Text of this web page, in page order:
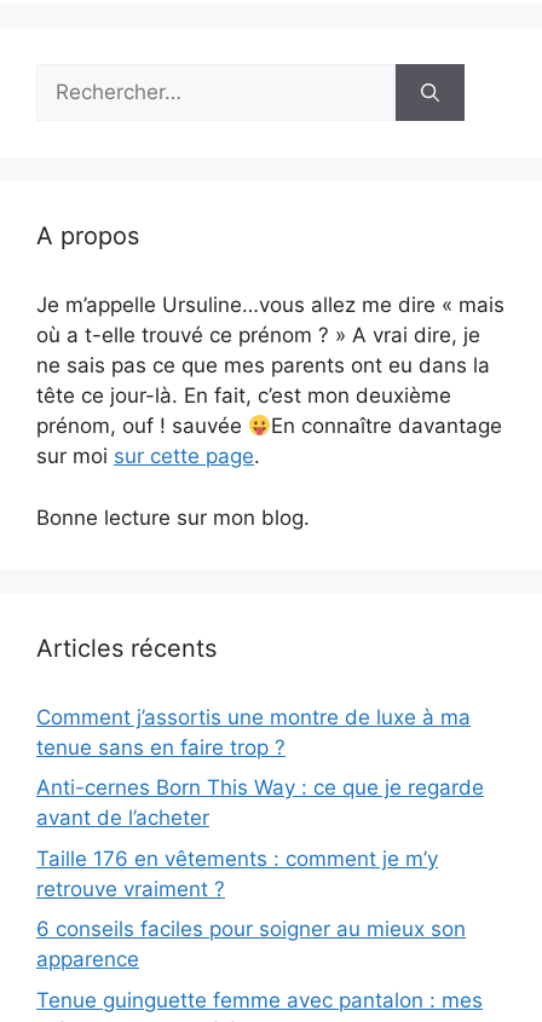
Rechercher :
A propos
Je m’appelle Ursuline…vous allez me dire « mais
où a t-elle trouvé ce prénom ? » A vrai dire, je
ne sais pas ce que mes parents ont eu dans la
tête ce jour-là. En fait, c’est mon deuxième
prénom, ouf ! sauvée
En connaître davantage
sur moi sur cette page.
Bonne lecture sur mon blog.
Articles récents
Comment j’assortis une montre de luxe à ma
tenue sans en faire trop ?
Anti-cernes Born This Way : ce que je regarde
avant de l’acheter
Taille 176 en vêtements : comment je m’y
retrouve vraiment ?
6 conseils faciles pour soigner au mieux son
apparence
Tenue guinguette femme avec pantalon : mes